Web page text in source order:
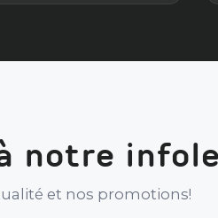
notre
et nos promotions!